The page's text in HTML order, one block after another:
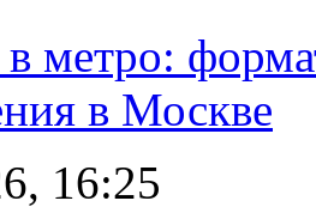
метро:
в Москве
16:25